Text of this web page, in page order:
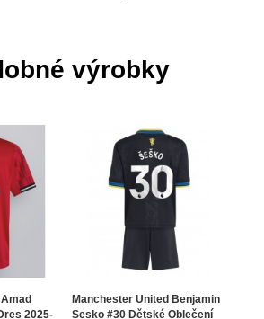
výrobky
2025-
Manchester United Benjamin
Sesko #30 Dětské Oblečení